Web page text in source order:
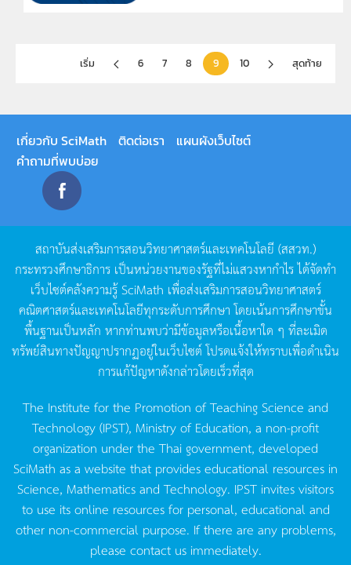
เริ่ม 6 7 8 9 10 สุดท้าย
เกี่ยวกับ SciMath ติดต่อเรา
แผนผังเว็บไซต์
คำถามที่พบบ่อย
สถาบันส่งเสริมการสอนวิทยาศาสตร์และเทคโนโลยี (สสวท.)
กระทรวงศึกษาธิการ เป็นหน่วยงานของรัฐที่ไม่แสวงหากำไรได้จัดทำ
เว็บไซต์คลังความรู้SciMath เพื่อส่งเสริมการสอนวิทยาศาสตร์
คณิตศาสตร์และเทคโนโลยีทุกระดับการศึกษา โดยเน้นการศึกษาขั้น
พื้นฐานเป็นหลัก หากท่านพบว่ามีข้อมูลหรือเนื้อหาใด ๆ ที่ละเมิด
ทรัพย์สินทางปัญญาปรากฏอยู่ในเว็บไซต์โปรดแจ้งให้ทราบเพื่อดำเนิน
การแก้ปัญหาดังกล่าวโดยเร็วที่สุด
The Institute for the Promotion of Teaching Science and
Technology (IPST), Ministry of Education, a non-profit
organization under the Thai government, developed
SciMath as a website that provides educational resources in
Science, Mathematics and Technology. IPST invites visitors
to use its online resources for personal, educational and
other non-commercial purpose. If there are any problems,
please contact us immediately.